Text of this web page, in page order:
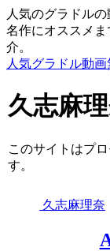
人気のグラドル
名作にオススメ
介。
人気グラドル動
久志麻
このサイトはプ
す。
久志麻理奈